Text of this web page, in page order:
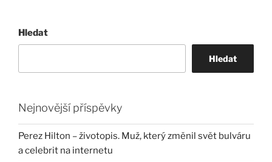
Hledat
Hledat
Nejnovější příspěvky
Perez Hilton – životopis. Muž, který změnil svět bulváru
a celebrit na internetu